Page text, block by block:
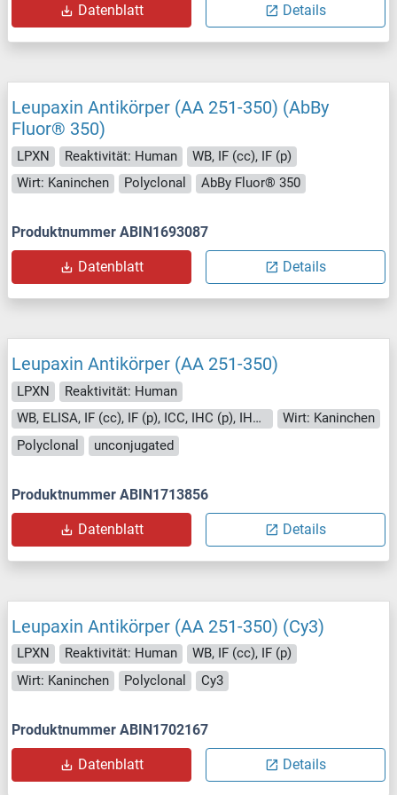
Datenblatt Details
Leupaxin Antikörper (AA 251-350) (AbBy
Fluor® 350)
LPXN Reaktivität: Human
WB, IF (cc), IF (p)
Wirt: Kaninchen
Polyclonal AbBy Fluor® 350
Produktnummer ABIN1693087
Datenblatt Details
Leupaxin Antikörper (AA 251-350)
LPXN
Reaktivität: Human
WB, ELISA, IF (cc), IF (p), ICC, IHC (p), IHC (fro)
Wirt: Kaninchen
Polyclonal
unconjugated
Produktnummer ABIN1713856
Datenblatt Details
Leupaxin Antikörper (AA 251-350) (Cy3)
LPXN Reaktivität: Human
WB, IF (cc), IF (p)
Wirt: Kaninchen
Polyclonal Cy3
Produktnummer ABIN1702167
Datenblatt Details